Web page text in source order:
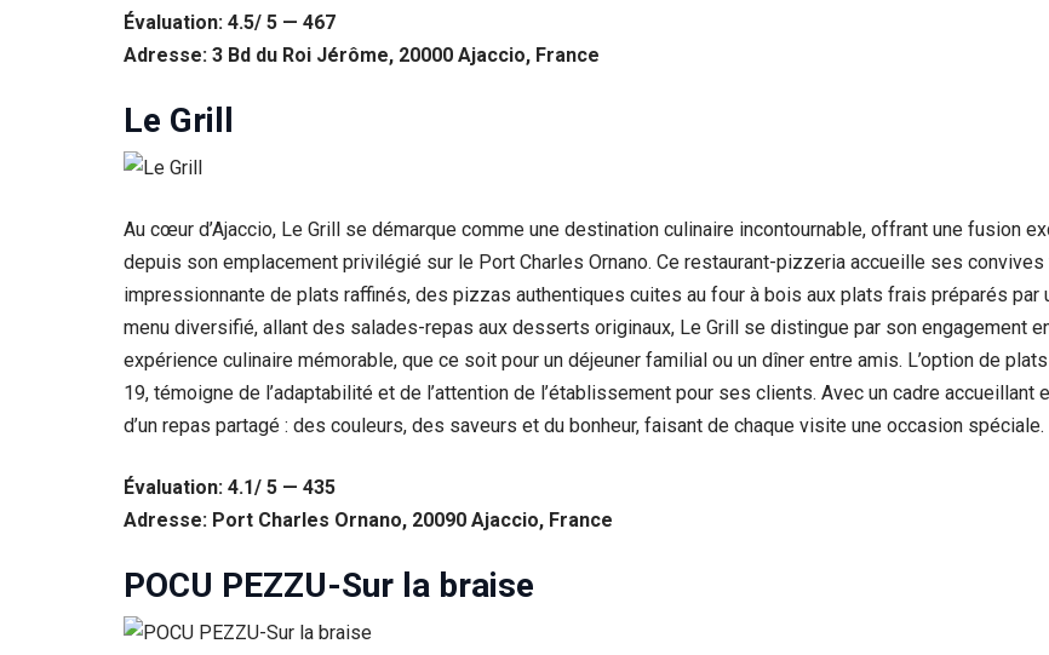
Évaluation: 4.5/ 5 — 467
Adresse: 3 Bd du Roi Jérôme, 20000 Ajaccio, France
Le Grill
Au cœur d’Ajaccio, Le Grill se démarque comme une destination culinaire incontournable, offrant une fusion
depuis son emplacement privilégié sur le Port Charles Ornano. Ce restaurant-pizzeria accueille ses convives
impressionnante de plats raffinés, des pizzas authentiques cuites au four à bois aux plats frais préparés par
menu diversifié, allant des salades-repas aux desserts originaux, Le Grill se distingue par son engagement
expérience culinaire mémorable, que ce soit pour un déjeuner familial ou un dîner entre amis. L’option de
19, témoigne de l’adaptabilité et de l’attention de l’établissement pour ses clients. Avec un cadre accueillant
d’un repas partagé : des couleurs, des saveurs et du bonheur, faisant de chaque visite une occasion spéciale.
Évaluation: 4.1/ 5 — 435
Adresse: Port Charles Ornano, 20090 Ajaccio, France
POCU PEZZU-Sur la braise